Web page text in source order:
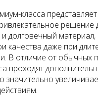
класса
решение
и долговечный
качества даже при
В отличие от обычных
проходят
значительно